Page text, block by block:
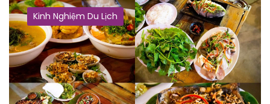
Kinh Nghiệm Du Lịch